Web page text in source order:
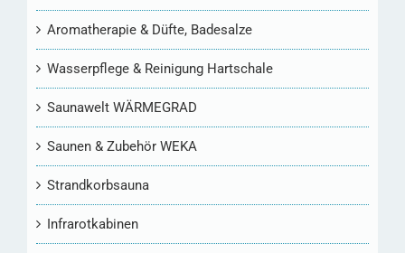
Aromatherapie & Düfte, Badesalze
Wasserpflege & Reinigung Hartschale
Saunawelt WÄRMEGRAD
Saunen & Zubehör WEKA
Strandkorbsauna
Infrarotkabinen